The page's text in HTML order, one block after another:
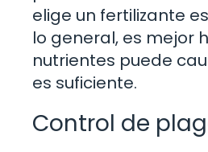
elige un fertilizante
lo general, es mejor
nutrientes puede
es suficiente.
Control de